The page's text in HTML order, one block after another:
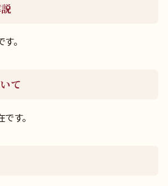
。
て
す。